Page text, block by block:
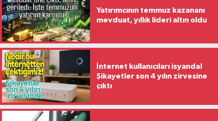
Yatırımcının temmuz kazananı
mevduat, yıllık lideri altın oldu
İnternet kullanıcıları isyanda!
Şikayetler son 4 yılın zirvesine
çıktı